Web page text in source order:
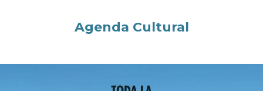
Agenda Cultural